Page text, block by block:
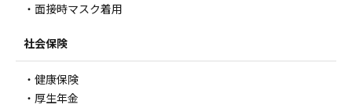
・面接時マスク着用
社会保険
・健康保険
・厚生年金